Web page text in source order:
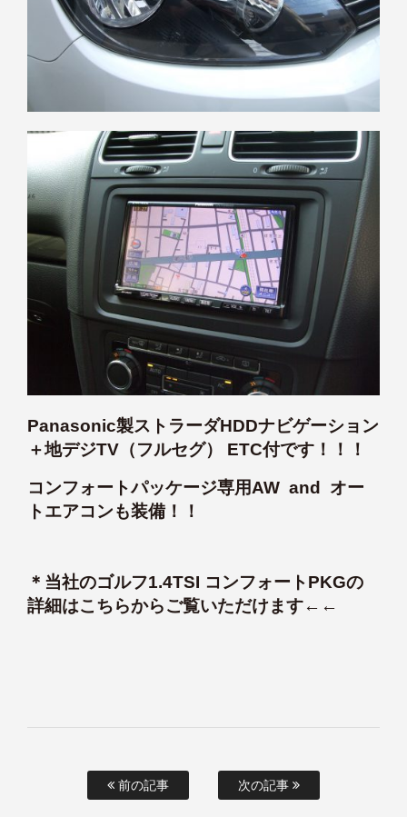
Panasonic製ストラーダHDDナビゲーション
＋地デジTV（フルセグ） ETC付です！！！
コンフォートパッケージ専用AW and オー
トエアコンも装備！！
＊ 当社のゴルフ1.4TSI コンフォートPKGの
詳細はこちらからご覧いただけます←←
前の記事 次の記事